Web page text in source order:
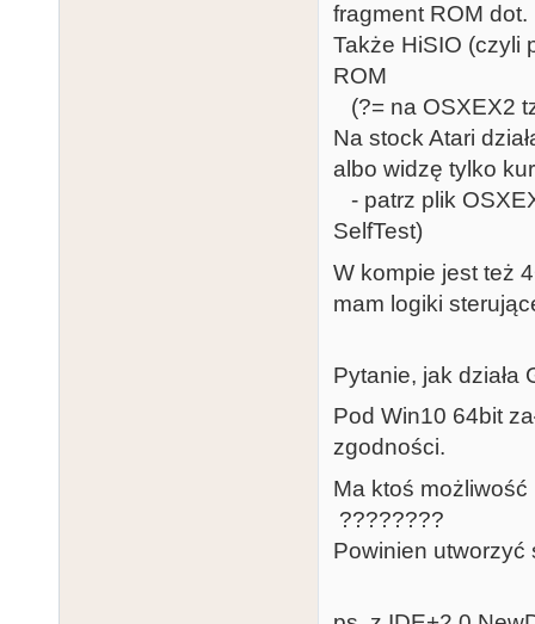
fragment ROM
Także HiSIO (czyli
ROM
(?= na OSXEX2
Na stock Atari
albo widzę tylko
- patrz plik
SelfTest)
W kompie jest też
mam logiki
Pytanie, jak działa
Pod Win10 64bit
zgodności.
Ma ktoś
????????
Powinien utworzyć